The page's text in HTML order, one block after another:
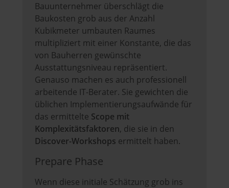
Bauunternehmer überschlägt die
Baukosten grob aus der Anzahl
Kubikmeter umbauten Raumes
multipliziert mit einer Konstante, die das
von Bauherren gewünschte
Ausstattungsniveau repräsentiert.
Genauso machen es auch professionell
arbeitende IT-Berater. Sie gewichten die
üblichen Implementierungsaufwände für
das ermittelte Scope mit
Komplexitätsfaktoren, die sie in den
Discover-Workshops ermittelt haben.
Prepare Phase
Wenn diese initiale Schätzung grob ins